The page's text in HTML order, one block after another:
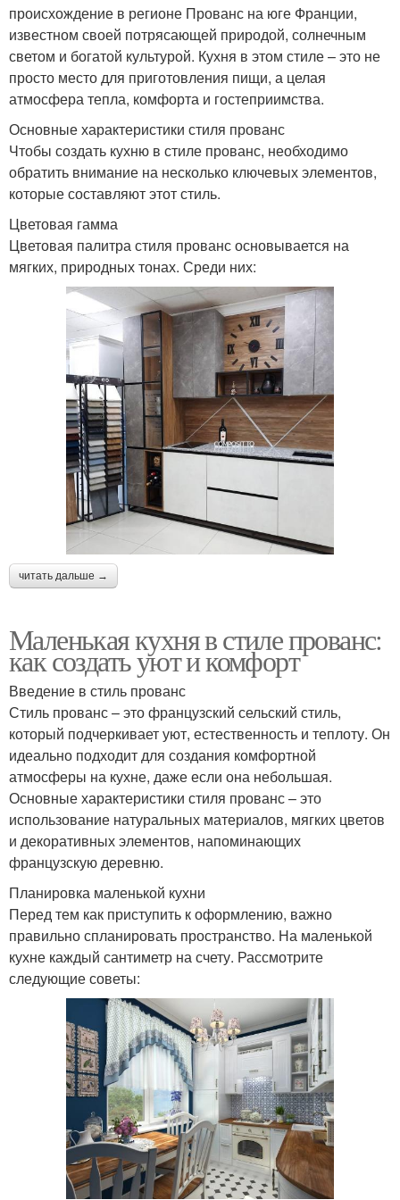
происхождение в регионе Прованс на юге Франции,
известном своей потрясающей природой, солнечным
светом и богатой культурой. Кухня в этом стиле – это не
просто место для приготовления пищи, а целая
атмосфера тепла, комфорта и гостеприимства.
Основные характеристики стиля прованс
Чтобы создать кухню в стиле прованс, необходимо
обратить внимание на несколько ключевых элементов,
которые составляют этот стиль.
Цветовая гамма
Цветовая палитра стиля прованс основывается на
мягких, природных тонах. Среди них:
читать дальше →
Маленькая кухня в стиле прованс:
как создать уют и комфорт
Введение в стиль прованс
Стиль прованс – это французский сельский стиль,
который подчеркивает уют, естественность и теплоту. Он
идеально подходит для создания комфортной
атмосферы на кухне, даже если она небольшая.
Основные характеристики стиля прованс – это
использование натуральных материалов, мягких цветов
и декоративных элементов, напоминающих
французскую деревню.
Планировка маленькой кухни
Перед тем как приступить к оформлению, важно
правильно спланировать пространство. На маленькой
кухне каждый сантиметр на счету. Рассмотрите
следующие советы: